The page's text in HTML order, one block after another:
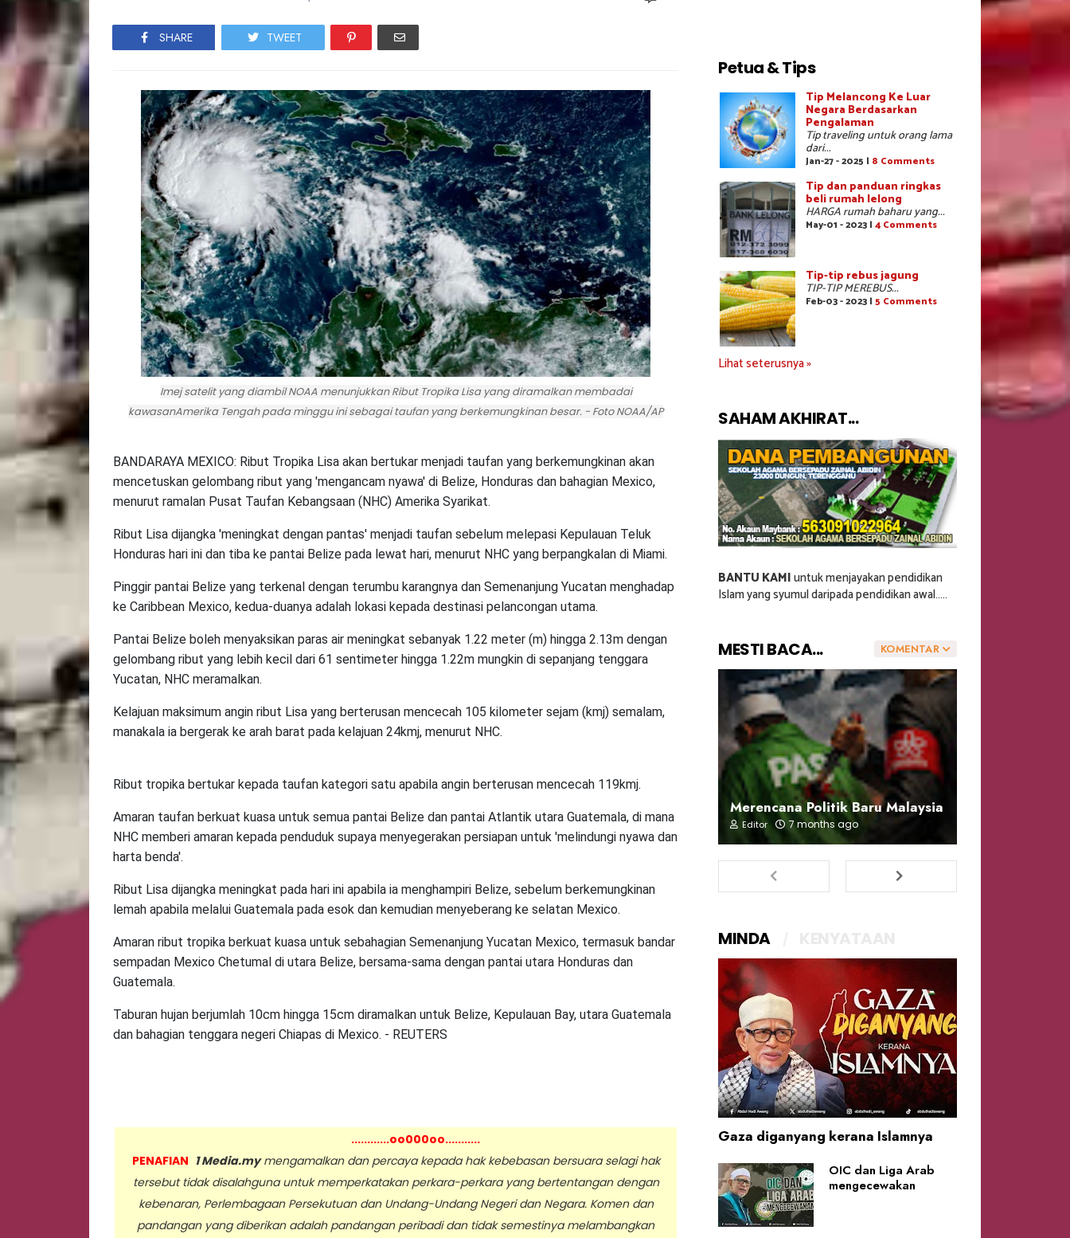
SHARE TWEET
Imej satelit yang diambil NOAA menunjukkan Ribut Tropika Lisa yang diramalkan membadai
kawasanAmerika Tengah pada minggu ini sebagai taufan yang berkemungkinan besar. - Foto NOAA/AP
BANDARAYA MEXICO: Ribut Tropika Lisa akan bertukar menjadi taufan yang berkemungkinan akan
mencetuskan gelombang ribut yang 'mengancam nyawa' di Belize, Honduras dan bahagian Mexico,
menurut ramalan Pusat Taufan Kebangsaan (NHC) Amerika Syarikat.
Ribut Lisa dijangka 'meningkat dengan pantas' menjadi taufan sebelum melepasi Kepulauan Teluk
Honduras hari ini dan tiba ke pantai Belize pada lewat hari, menurut NHC yang berpangkalan di Miami.
Pinggir pantai Belize yang terkenal dengan terumbu karangnya dan Semenanjung Yucatan menghadap
ke Caribbean Mexico, kedua-duanya adalah lokasi kepada destinasi pelancongan utama.
Pantai Belize boleh menyaksikan paras air meningkat sebanyak 1.22 meter (m) hingga 2.13m dengan
gelombang ribut yang lebih kecil dari 61 sentimeter hingga 1.22m mungkin di sepanjang tenggara
Yucatan, NHC meramalkan.
Kelajuan maksimum angin ribut Lisa yang berterusan mencecah 105 kilometer sejam (kmj) semalam,
manakala ia bergerak ke arah barat pada kelajuan 24kmj, menurut NHC.
Ribut tropika bertukar kepada taufan kategori satu apabila angin berterusan mencecah 119kmj.
Amaran taufan berkuat kuasa untuk semua pantai Belize dan pantai Atlantik utara Guatemala, di mana
NHC memberi amaran kepada penduduk supaya menyegerakan persiapan untuk 'melindungi nyawa dan
harta benda'.
Ribut Lisa dijangka meningkat pada hari ini apabila ia menghampiri Belize, sebelum berkemungkinan
lemah apabila melalui Guatemala pada esok dan kemudian menyeberang ke selatan Mexico.
Amaran ribut tropika berkuat kuasa untuk sebahagian Semenanjung Yucatan Mexico, termasuk bandar
sempadan Mexico Chetumal di utara Belize, bersama-sama dengan pantai utara Honduras dan
Guatemala.
Taburan hujan berjumlah 10cm hingga 15cm diramalkan untuk Belize, Kepulauan Bay, utara Guatemala
dan bahagian tenggara negeri Chiapas di Mexico. - REUTERS
............oo000oo...........
PENAFIAN 1 Media.mymengamalkan dan percaya kepada hak kebebasan bersuara selagi hak
tersebut tidak disalahguna untuk memperkatakan perkara-perkara yang bertentangan dengan
kebenaran, Perlembagaan Persekutuan dan Undang-Undang Negeri dan Negara. Komen dan
pandangan yang diberikan adalah pandangan peribadi dan tidak semestinya melambangkan
Petua & Tips
Tip Melancong Ke Luar
Negara Berdasarkan
Pengalaman
Tip traveling untuk orang lama
dari...
Jan-27 - 2025 | 8 Comments
Tip dan panduan ringkas
beli rumah lelong
HARGA rumah baharu yang...
May-01 - 2023 | 4 Comments
Tip-tip rebus jagung
TIP-TIP MEREBUS...
Feb-03 - 2023 | 5 Comments
Lihat seterusnya »
SAHAM AKHIRAT...
BANTU KAMIuntuk menjayakan pendidikan
Islam yang syumul daripada pendidikan awal.....
KOMENTAR
MESTI BACA...
Merencana Politik Baru Malaysia
Editor 7 months ago
MINDA
Gaza diganyang kerana Islamnya
OIC dan Liga Arab
mengecewakan